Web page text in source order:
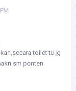
toilet tu jg
sm ponten